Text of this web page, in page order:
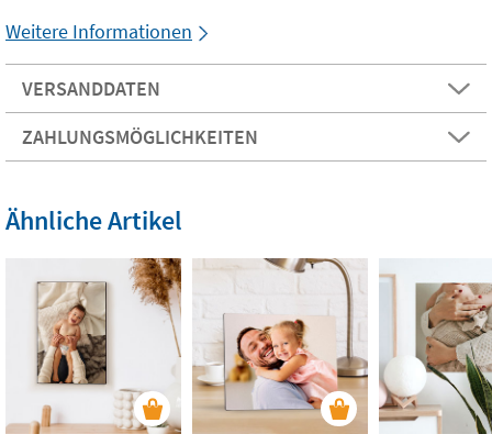
Weitere Informationen
VERSANDDATEN
ZAHLUNGSMÖGLICHKEITEN
Ähnliche Artikel